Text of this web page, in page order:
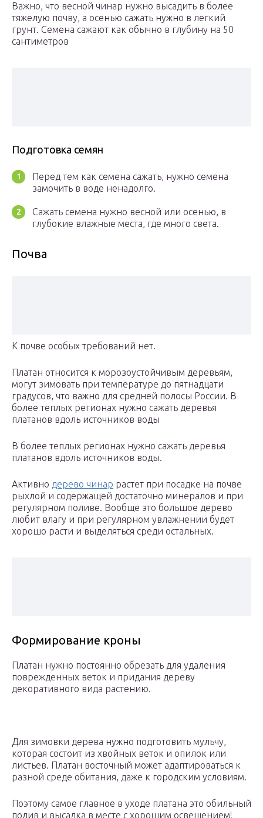
Важно, что весной чинар нужно высадить в более
тяжелую почву, а осенью сажать нужно в легкий
грунт. Семена сажают как обычно в глубину на 50
сантиметров
Подготовка семян
Перед тем как семена сажать, нужно семена
замочить в воде ненадолго.
Сажать семена нужно весной или осенью, в
глубокие влажные места, где много света.
Почва
К почве особых требований нет.
Платан относится к морозоустойчивым деревьям,
могут зимовать при температуре до пятнадцати
градусов, что важно для средней полосы России. В
более теплых регионах нужно сажать деревья
платанов вдоль источников воды
В более теплых регионах нужно сажать деревья
платанов вдоль источников воды.
Активно дерево чинар растет при посадке на почве
рыхлой и содержащей достаточно минералов и при
регулярном поливе. Вообще это большое дерево
любит влагу и при регулярном увлажнении будет
хорошо расти и выделяться среди остальных.
Формирование кроны
Платан нужно постоянно обрезать для удаления
поврежденных веток и придания дереву
декоративного вида растению.
Для зимовки дерева нужно подготовить мульчу,
которая состоит из хвойных веток и опилок или
листьев. Платан восточный может адаптироваться к
разной среде обитания, даже к городским условиям.
Поэтому самое главное в уходе платана это обильный
полив и высадка в месте с хорошим освещением!